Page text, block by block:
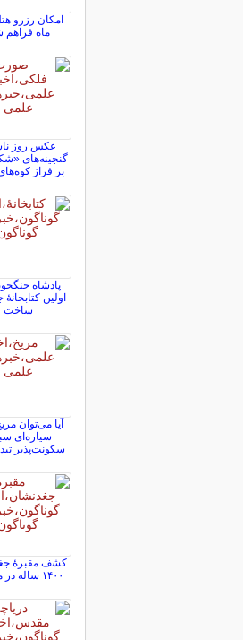
امکان رزرو
ماه فراهم
عکس روز
گنجینه‌های
بر فراز
پادشاه
اولین کتابخانۀ
ساخت
آیا می‌توان
سیاره‌ای
سکونت‌پذیر
کشف مقبرۀ
۱۴۰۰ ساله در مکزیک